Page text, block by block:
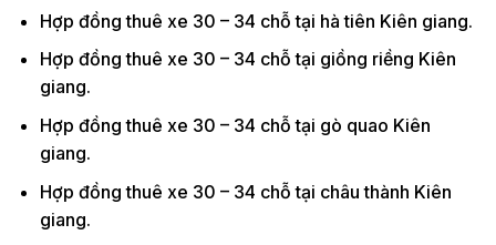
Hợp đồng thuê xe 30 – 34 chỗ tại hà tiên Kiên giang.
Hợp đồng thuê xe 30 – 34 chỗ tại giồng riềng Kiên
giang.
Hợp đồng thuê xe 30 – 34 chỗ tại gò quao Kiên
giang.
Hợp đồng thuê xe 30 – 34 chỗ tại châu thành Kiên
giang.